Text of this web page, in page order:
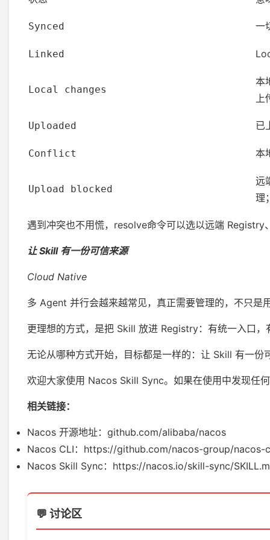
Synced 一
Linked
Local changes
本
上
Uploaded 已
Conflict 本
Upload blocked
远
理
遇到冲突也不用慌，resolve命令可以选以远端
让 Skill 有一份可信来源
Cloud Native
多 Agent 并行会越来越常见，真正需要管理的，不只
更理想的方式，是把 Skill 放进 Registry：有统一入口
无论从哪种方式开始，目标都是一样的：让 Skill 有一
欢迎大家使用 Nacos Skill Sync。如果在使用中发现任
相关链接：
Nacos 开源地址：github.com/alibaba/nacos
Nacos CLI：https://github.com/nacos-group/nacos-
Nacos Skill Sync：https://nacos.io/skill-sync/
💬 讨论区